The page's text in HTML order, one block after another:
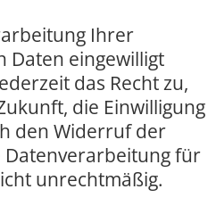
Ihrer
Daten eingewilligt
das Recht zu,
die Einwilligung
den Widerruf der
Datenverarbeitung für
unrechtmäßig.